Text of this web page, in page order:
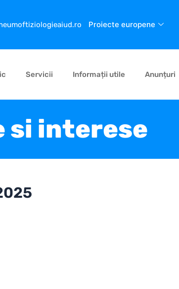
Proiecte europene
Servicii Informații utile Anunțuri
si interese